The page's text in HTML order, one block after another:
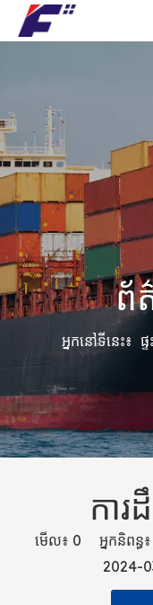
ព័
អ្នកនៅទីនេះ៖ ផ្ទះ
កា
មើល៖ 0 អ្នកនិពន្ធ៖
2024-